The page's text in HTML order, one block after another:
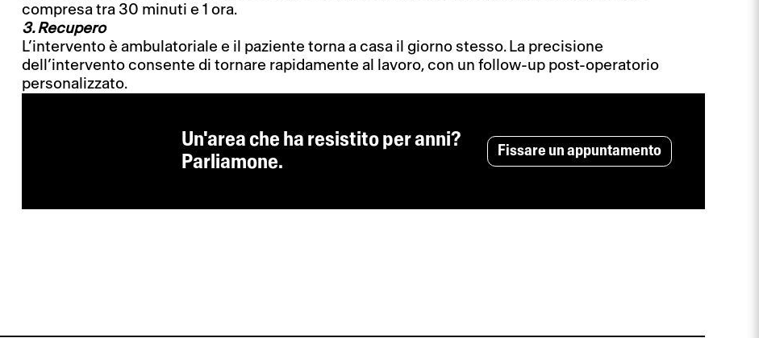
compresa tra 30 minuti e 1 ora.
3. Recupero
L’intervento è ambulatoriale e il paziente torna a casa il giorno stesso. La precisione
dell’intervento consente di tornare rapidamente al lavoro, con un follow-up post-operatorio
personalizzato.
Un'area che ha resistito per anni?
Parliamone.
Fissare un appuntamento